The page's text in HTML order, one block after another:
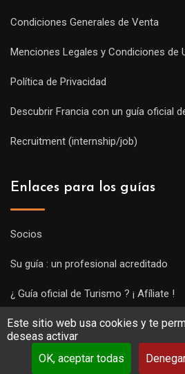
Este sitio web usa cookies y te
deseas activar
OK, aceptar todas
Condiciones Generales de Venta
Menciones Legales y Condiciones de
Política de Privacidad
Descubrir Francia con un guía oficial
Recruitment (internship/job)
Enlaces para los guías
Socios
Su guía : un profesional acreditado
¿ Guía oficial de Turismo ? ¡ Afíliate !
Subir una visita y empezar a trabajar !